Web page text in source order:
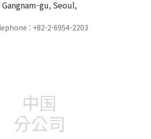
Gangnam-gu, Seoul,
: +82-2-6954-2203
中国
分公司